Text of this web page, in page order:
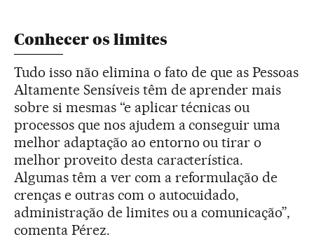
Conhecer os limites
Tudo isso não elimina o fato de que as Pessoas
Altamente Sensíveis têm de aprender mais
sobre si mesmas “e aplicar técnicas ou
processos que nos ajudem a conseguir uma
melhor adaptação ao entorno ou tirar o
melhor proveito desta característica.
Algumas têm a ver com a reformulação de
crenças e outras com o autocuidado,
administração de limites ou a comunicação”,
comenta Pérez.